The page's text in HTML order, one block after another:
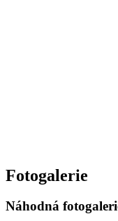
Fotogalerie
Náhodná